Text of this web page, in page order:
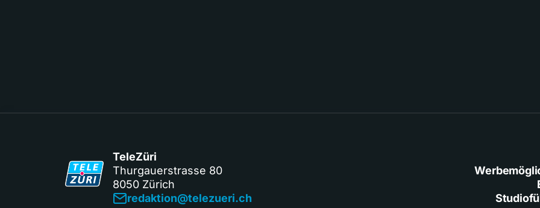
TeleZüri
Thurgauerstrasse 80
8050 Zürich
redaktion@telezueri.ch